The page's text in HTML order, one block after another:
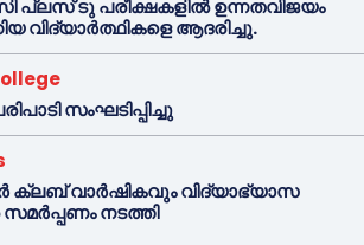
ടു പരീക്ഷകളിൽ ഉന്നതവിജയം
വിദ്യാർത്ഥികളെ ആദരിച്ചു.
സംഘടിപ്പിച്ചു
ക്ലബ് വാർഷികവും വിദ്യാഭ്യാസ
നടത്തി